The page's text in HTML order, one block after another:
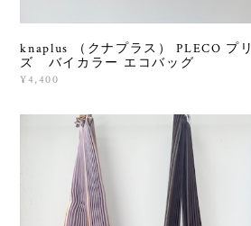
knaplus （クナプラス） PLECO プ
ズ バイカラー エコバッグ
¥4,400